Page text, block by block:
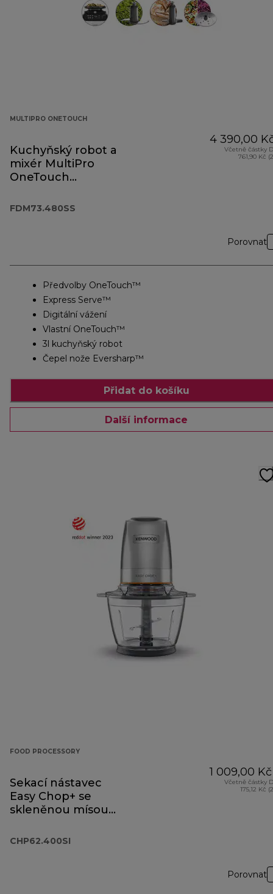
MULTIPRO ONETOUCH
Kuchyňský robot a
mixér MultiPro
OneTouch
FDM73.480SS
4 390,00
Včetně částky
761,90 Kč
Porovnat
Předvolby OneTouch™
Express Serve™
Digitální vážení
Vlastní OneTouch™
3l kuchyňský robot
Čepel nože Eversharp™
Přidat do košíku
Další informace
FOOD PROCESSORY
Sekací nástavec
Easy Chop+ se
skleněnou mísou
CHP62.400SI
1 009,00 Kč
Včetně částky
175,12 Kč
Porovnat